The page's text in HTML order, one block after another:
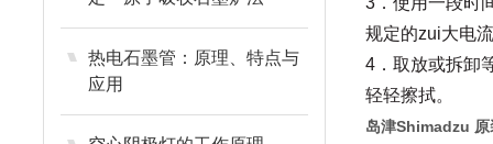
热电石墨管：原理、特点与
应用
规定的zui大电
4 ．取放或拆
轻轻擦拭。
岛津Shimadzu